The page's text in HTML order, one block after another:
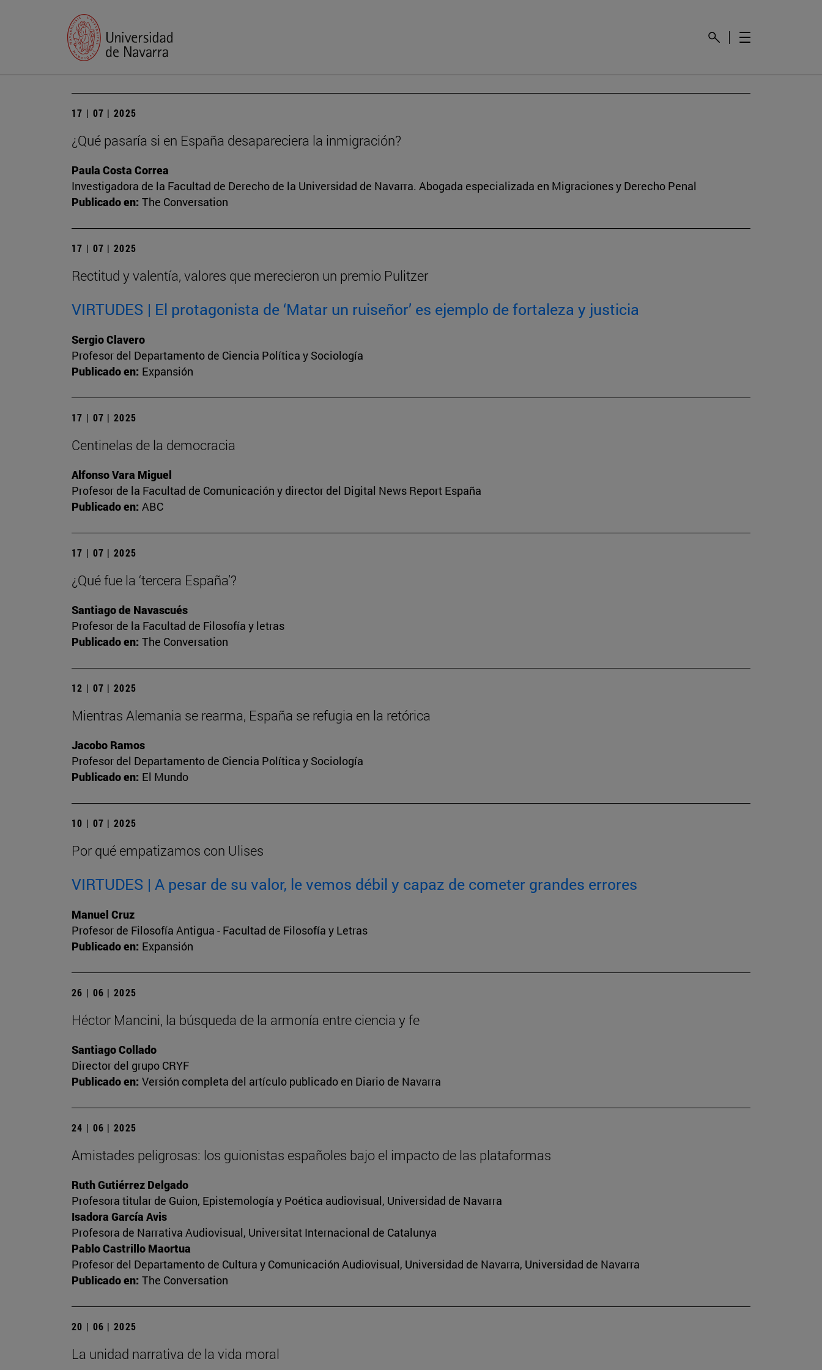
17 | 07 | 2025
¿Qué pasaría si en España desapareciera la inmigración?
Paula Costa Correa
Investigadora de la Facultad de Derecho de la Universidad de Navarra. Abogada especializada en Migraciones y Derecho Penal
Publicado en: The Conversation
17 | 07 | 2025
Rectitud y valentía, valores que merecieron un premio Pulitzer
VIRTUDES | El protagonista de ‘Matar un ruiseñor’ es ejemplo de fortaleza y justicia
Sergio Clavero
Profesor del Departamento de Ciencia Política y Sociología
Publicado en: Expansión
17 | 07 | 2025
Centinelas de la democracia
Alfonso Vara Miguel
Profesor de la Facultad de Comunicación y director del Digital News Report España
Publicado en: ABC
17 | 07 | 2025
¿Qué fue la ‘tercera España’?
Santiago de Navascués
Profesor de la Facultad de Filosofía y letras
Publicado en: The Conversation
12 | 07 | 2025
Mientras Alemania se rearma, España se refugia en la retórica
Jacobo Ramos
Profesor del Departamento de Ciencia Política y Sociología
Publicado en: El Mundo
10 | 07 | 2025
Por qué empatizamos con Ulises
VIRTUDES | A pesar de su valor, le vemos débil y capaz de cometer grandes errores
Manuel Cruz
Profesor de Filosofía Antigua - Facultad de Filosofía y Letras
Publicado en: Expansión
26 | 06 | 2025
Héctor Mancini, la búsqueda de la armonía entre ciencia y fe
Santiago Collado
Director del grupo CRYF
Publicado en: Versión completa del artículo publicado en Diario de Navarra
24 | 06 | 2025
Amistades peligrosas: los guionistas españoles bajo el impacto de las plataformas
Ruth Gutiérrez Delgado
Profesora titular de Guion, Epistemología y Poética audiovisual, Universidad de Navarra
Isadora García Avis
Profesora de Narrativa Audiovisual, Universitat Internacional de Catalunya
Pablo Castrillo Maortua
Profesor del Departamento de Cultura y Comunicación Audiovisual, Universidad de Navarra, Universidad de Navarra
Publicado en: The Conversation
20 | 06 | 2025
La unidad narrativa de la vida moral